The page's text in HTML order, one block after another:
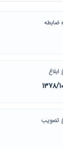
ضابطه
ابلاغ
1378/
تصویب